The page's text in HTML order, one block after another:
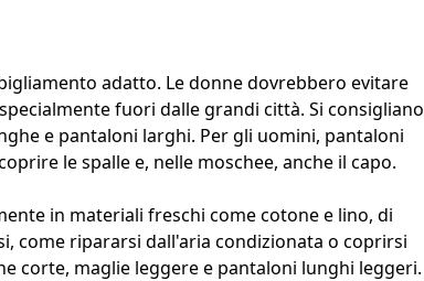
adatto. Le donne dovrebbero evitare
fuori dalle grandi città. Si consigliano
e pantaloni larghi. Per gli uomini, pantaloni
le spalle e, nelle moschee, anche il capo.
in materiali freschi come cotone e lino, di
come ripararsi dall'aria condizionata o coprirsi
corte, maglie leggere e pantaloni lunghi leggeri.